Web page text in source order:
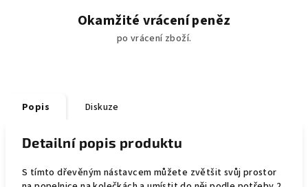
Okamžité vrácení peněz
po vrácení zboží.
Popis Diskuze
Detailní popis produktu
S tímto dřevěným nástavcem můžete zvětšit svůj prostor